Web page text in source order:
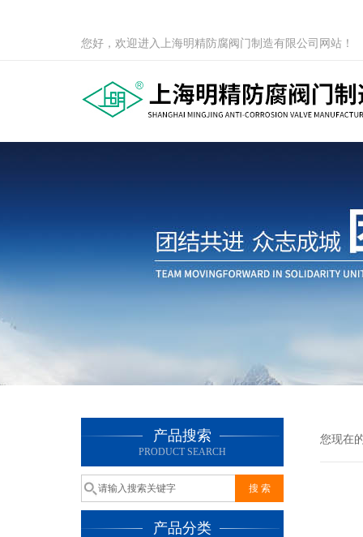
您好，欢迎进入上海明精防腐阀门制造有限公司网站！
产品搜索
PRODUCT SEARCH
产品分类
您现在